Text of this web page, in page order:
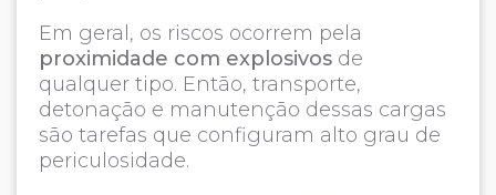
Em geral, os riscos ocorrem pela
proximidade com explosivos de
qualquer tipo. Então, transporte,
detonação e manutenção dessas cargas
são tarefas que configuram alto grau de
periculosidade.